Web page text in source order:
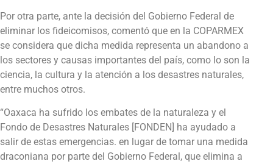
Por otra parte, ante la decisión del Gobierno Federal de
eliminar los fideicomisos, comentó que en la COPARMEX
se considera que dicha medida representa un abandono a
los sectores y causas importantes del país, como lo son la
ciencia, la cultura y la atención a los desastres naturales,
entre muchos otros.
“Oaxaca ha sufrido los embates de la naturaleza y el
Fondo de Desastres Naturales [FONDEN] ha ayudado a
salir de estas emergencias. en lugar de tomar una medida
draconiana por parte del Gobierno Federal, que elimina a